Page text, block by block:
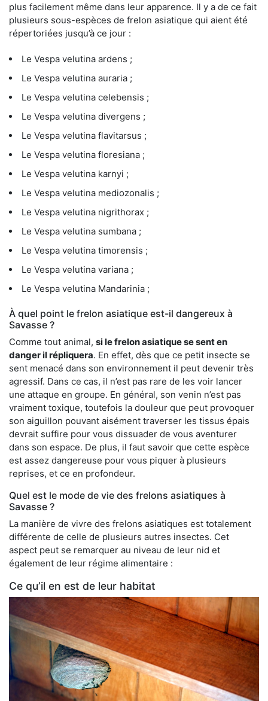
plus facilement même dans leur apparence. Il y a de ce fait
plusieurs sous-espèces de frelon asiatique qui aient été
répertoriées jusqu’à ce jour :
Le Vespa velutina ardens ;
Le Vespa velutina auraria ;
Le Vespa velutina celebensis ;
Le Vespa velutina divergens ;
Le Vespa velutina flavitarsus ;
Le Vespa velutina floresiana ;
Le Vespa velutina karnyi ;
Le Vespa velutina mediozonalis ;
Le Vespa velutina nigrithorax ;
Le Vespa velutina sumbana ;
Le Vespa velutina timorensis ;
Le Vespa velutina variana ;
Le Vespa velutina Mandarinia ;
À quel point le frelon asiatique est-il dangereux à
Savasse ?
Comme tout animal, si le frelon asiatique se sent en
danger il répliquera. En effet, dès que ce petit insecte se
sent menacé dans son environnement il peut devenir très
agressif. Dans ce cas, il n’est pas rare de les voir lancer
une attaque en groupe. En général, son venin n’est pas
vraiment toxique, toutefois la douleur que peut provoquer
son aiguillon pouvant aisément traverser les tissus épais
devrait suffire pour vous dissuader de vous aventurer
dans son espace. De plus, il faut savoir que cette espèce
est assez dangereuse pour vous piquer à plusieurs
reprises, et ce en profondeur.
Quel est le mode de vie des frelons asiatiques à
Savasse ?
La manière de vivre des frelons asiatiques est totalement
différente de celle de plusieurs autres insectes. Cet
aspect peut se remarquer au niveau de leur nid et
également de leur régime alimentaire :
Ce qu’il en est de leur habitat